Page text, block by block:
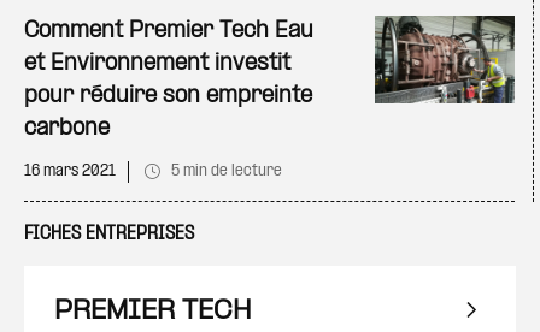
Comment Premier Tech Eau
et Environnement investit
pour réduire son empreinte
carbone
16 mars 2021 5 min de lecture
FICHES ENTREPRISES
PREMIER TECH